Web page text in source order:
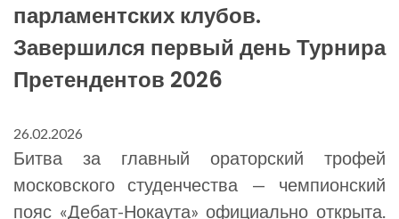
парламентских клубов.
Завершился первый день Турнира
Претендентов 2026
26.02.2026
Битва за главный ораторский трофей
московского студенчества — чемпионский
пояс «Дебат-Нокаута» официально открыта.